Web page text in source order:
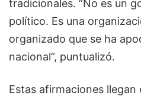
tradicionales. “No es un
político. Es una
organizado que se ha
nacional”, puntualizó.
Estas afirmaciones